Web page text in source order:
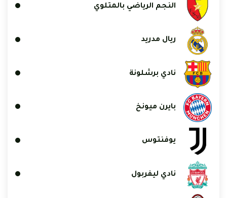
النجم الرياضي بالمتلوي
ريال مدريد
نادي برشلونة
بايرن ميونخ
يوفنتوس
نادي ليفربول